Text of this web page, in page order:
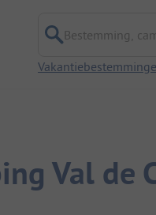
Bestemming,
Val de